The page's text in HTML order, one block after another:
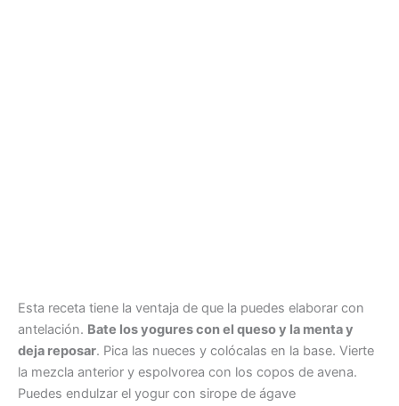
Esta receta tiene la ventaja de que la puedes elaborar con
antelación. Bate los yogures con el queso y la menta y
deja reposar. Pica las nueces y colócalas en la base. Vierte
la mezcla anterior y espolvorea con los copos de avena.
Puedes endulzar el yogur con sirope de ágave